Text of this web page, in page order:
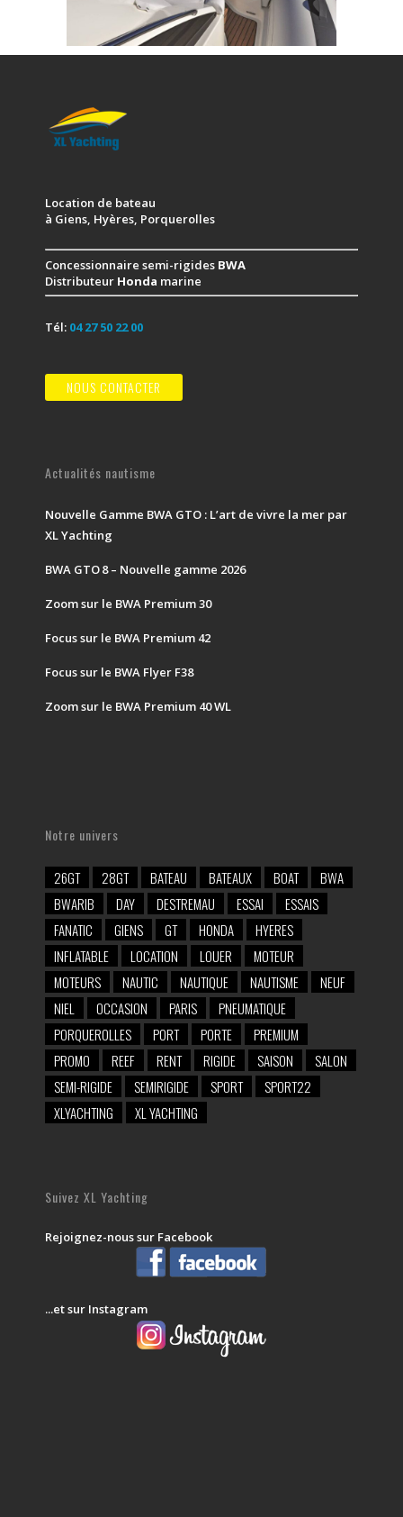
Location de bateau
à Giens, Hyères, Porquerolles
Concessionnaire semi-rigides BWA
Distributeur Honda marine
Tél: 04 27 50 22 00
NOUS CONTACTER
Actualités nautisme
Nouvelle Gamme BWA GTO : L’art de vivre la mer par
XL Yachting
BWA GTO 8 – Nouvelle gamme 2026
Zoom sur le BWA Premium 30
Focus sur le BWA Premium 42
Focus sur le BWA Flyer F38
Zoom sur le BWA Premium 40 WL
Notre univers
26GT 28GT BATEAU BATEAUX BOAT
BWA
BWARIB
DAY DESTREMAU ESSAI
ESSAIS
FANATIC
GIENS GT HONDA
HYERES
INFLATABLE
LOCATION LOUER
MOTEUR
MOTEURS
NAUTIC NAUTIQUE NAUTISME
NEUF
NIEL
OCCASION PARIS
PNEUMATIQUE
PORQUEROLLES
PORT PORTE
PREMIUM
PROMO
REEF RENT RIGIDE SAISON
SALON
SEMI-RIGIDE
SEMIRIGIDE SPORT
SPORT22
XLYACHTING
XL YACHTING
Suivez XL Yachting
Rejoignez-nous sur Facebook
...et sur Instagram